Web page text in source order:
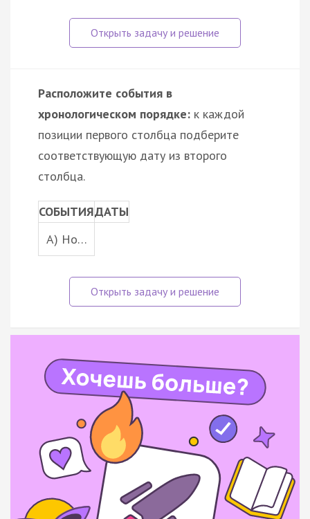
Расположите события в
хронологическом порядке: к каждой
позиции первого столбца подберите
соответствующую дату из второго
столбца.
СОБЫТИЯДАТЫ
A) Но…